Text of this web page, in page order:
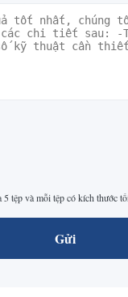
5 tệp và mỗi tệp có kích thước
Gửi